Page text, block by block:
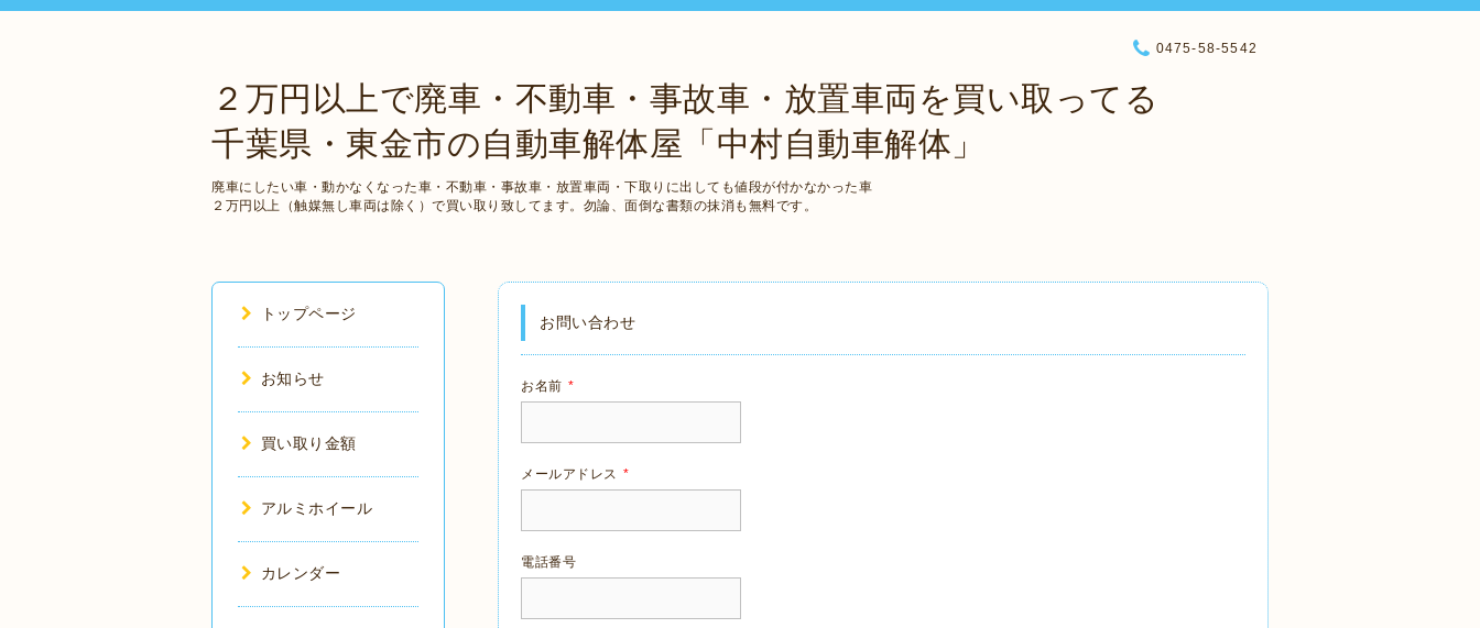
２万円以上で廃車・不動車・事故車・放置車両を買い取ってる
千葉県・東金市の自動車解体屋「中村自動車解体」
廃車にしたい車・動かなくなった車・不動車・事故車・放置車両・下取りに出しても値段が付かなかった車
２万円以上（触媒無し車両は除く）で買い取り致してます。勿論、面倒な書類の抹消も無料です。
0475-58-5542
お問い合わせ
お名前 *
メールアドレス *
電話番号
トップページ
お知らせ
買い取り金額
アルミホイール
カレンダー